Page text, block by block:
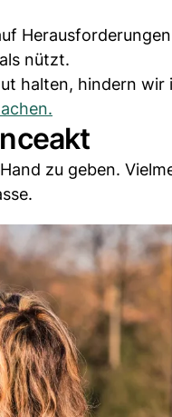
nützt.
halten, hindern
zu geben.